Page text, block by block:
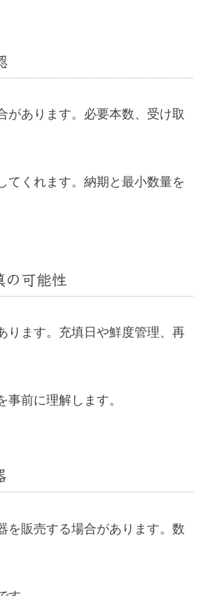
があります。必要本数、受け取
てくれます。納期と最小数量を
の可能性
ります。充填日や鮮度管理、再
前に理解します。
を販売する場合があります。数